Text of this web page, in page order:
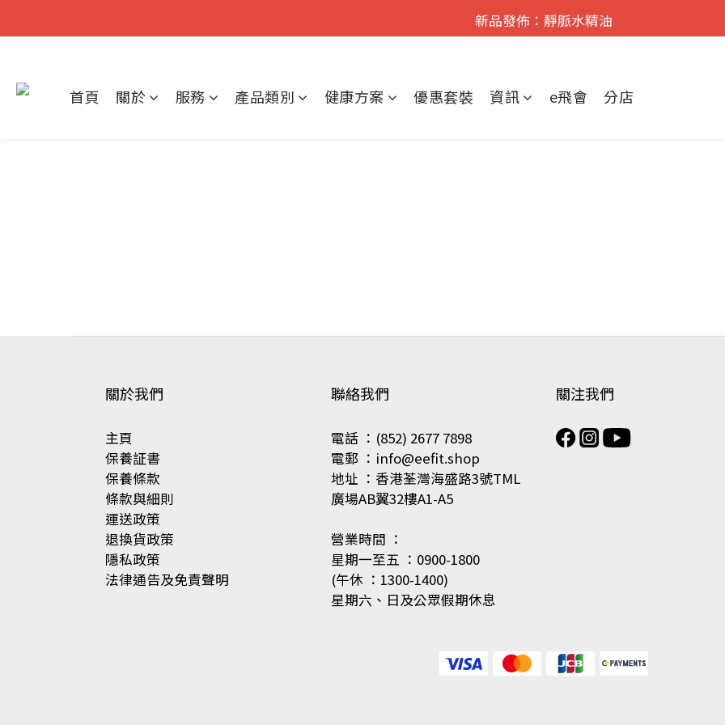
遠紅外舒痛·理療    香港No.1
新品發佈：靜脈水精油
首頁 關於 服務 產品類別 健康方案 優惠套裝 資訊 e飛會 分店
關於我們
主頁
保養証書
保養條款
條款與細則
運送政策
退換貨政策
隱私政策
法律通告及免責聲明
聯絡我們
電話 ：(852) 2677 7898
電郵 ：info@eefit.shop
地址 ：香港荃灣海盛路3號TML
廣場AB翼32樓A1-A5
營業時間 ：
星期一至五 ：0900-1800
(午休 ：1300-1400)
星期六、日及公眾假期休息
關注我們